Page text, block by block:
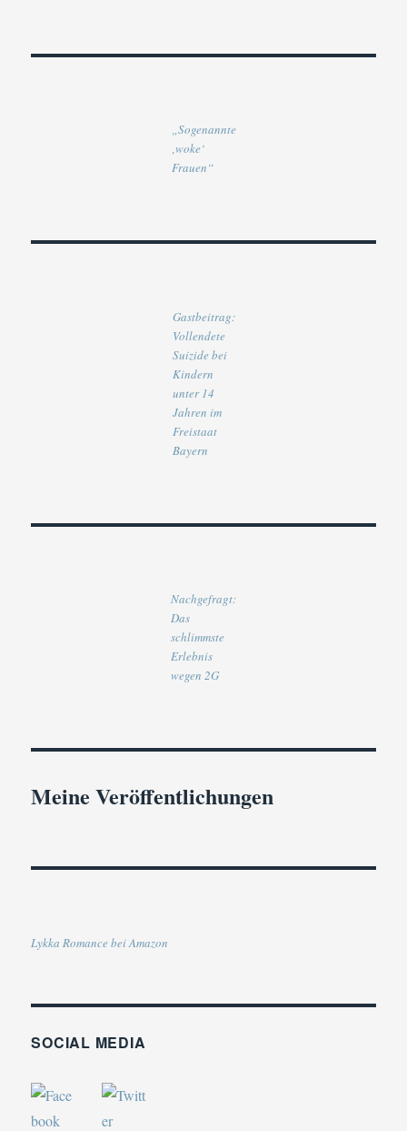
„Sogenannte
‚woke‘
Frauen“
Gastbeitrag:
Vollendete
Suizide bei
Kindern
unter 14
Jahren im
Freistaat
Bayern
Nachgefragt:
Das
schlimmste
Erlebnis
wegen 2G
Meine Veröffentlichungen
Lykka Romance bei Amazon
SOCIAL MEDIA